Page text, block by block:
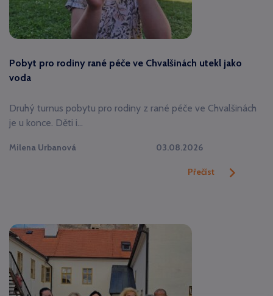
Pobyt pro rodiny rané péče ve Chvalšinách utekl jako
voda
Druhý turnus pobytu pro rodiny z rané péče ve Chvalšinách
je u konce. Děti i…
Milena Urbanová 03.08.2026
Přečíst